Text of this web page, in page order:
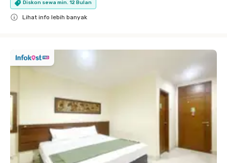
Diskon sewa min. 12 Bulan
Lihat info lebih banyak